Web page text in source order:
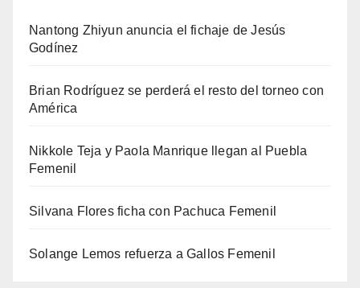
Nantong Zhiyun anuncia el fichaje de Jesús
Godínez
Brian Rodríguez se perderá el resto del torneo con
América
Nikkole Teja y Paola Manrique llegan al Puebla
Femenil
Silvana Flores ficha con Pachuca Femenil
Solange Lemos refuerza a Gallos Femenil